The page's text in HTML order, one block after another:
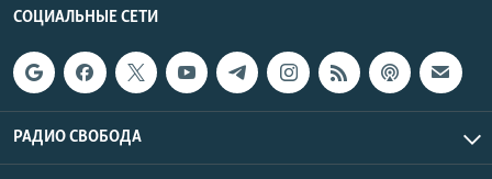
СОЦИАЛЬНЫЕ СЕТИ
РАДИО СВОБОДА